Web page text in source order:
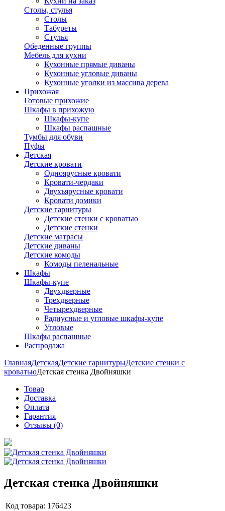
Столы, стулья
Столы
Табуреты
Стулья
Обеденные группы
Мебель для кухни
Кухонные прямые диваны
Кухонные угловые диваны
Кухонные уголки из массива дерева
Прихожая
Готовые прихожие
Шкафы в прихожую
Шкафы-купе
Шкафы распашные
Тумбы для обуви
Пуфы
Детская
Детские кровати
Одноярусные кровати
Кровати-чердаки
Двухъярусные кровати
Кровати домики
Детские гарнитуры
Детские стенки с кроватью
Детские стенки
Детские матрасы
Детские диваны
Детские комоды
Комоды пеленальные
Шкафы
Шкафы-купе
Двухдверные
Трехдверные
Четырехдверные
Радиусные и угловые шкафы-купе
Угловые
Шкафы распашные
Распродажа
ГлавнаяДетскаяДетские гарнитурыДетские стенки с
кроватьюДетская стенка Двойняшки
Товар
Доставка
Оплата
Гарантия
Отзывы (0)
Детская стенка Двойняшки
Код товара: 176423